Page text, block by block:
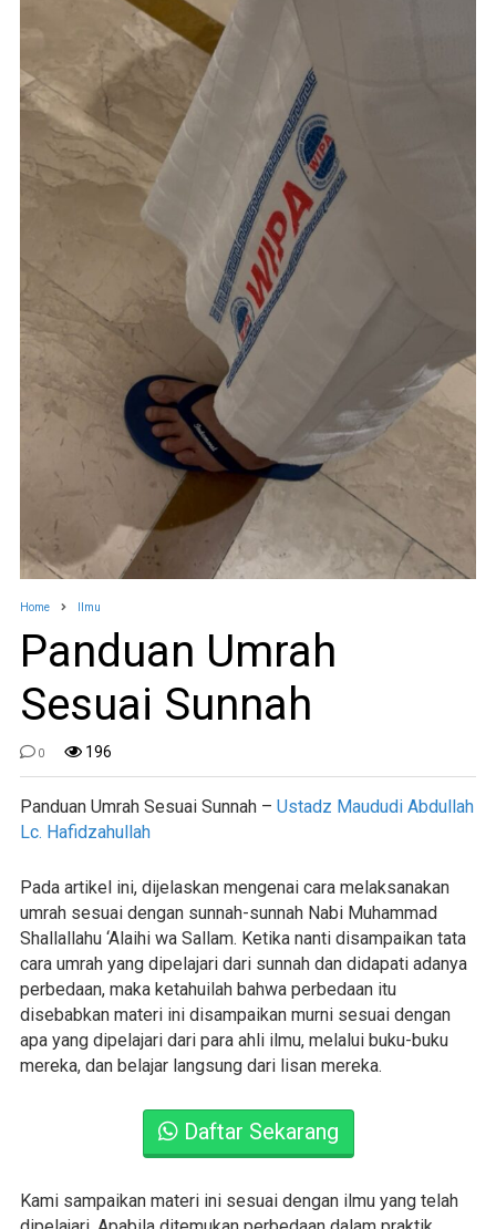
Home Ilmu
Panduan Umrah
Sesuai Sunnah
0 196
Panduan Umrah Sesuai Sunnah – Ustadz Maududi Abdullah
Lc. Hafidzahullah
Pada artikel ini, dijelaskan mengenai cara melaksanakan
umrah sesuai dengan sunnah-sunnah Nabi Muhammad
Shallallahu ‘Alaihi wa Sallam. Ketika nanti disampaikan tata
cara umrah yang dipelajari dari sunnah dan didapati adanya
perbedaan, maka ketahuilah bahwa perbedaan itu
disebabkan materi ini disampaikan murni sesuai dengan
apa yang dipelajari dari para ahli ilmu, melalui buku-buku
mereka, dan belajar langsung dari lisan mereka.
Daftar Sekarang
Kami sampaikan materi ini sesuai dengan ilmu yang telah